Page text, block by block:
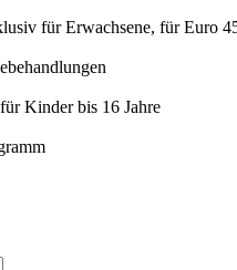
für Erwachsene, für Euro
Kinder bis 16 Jahre